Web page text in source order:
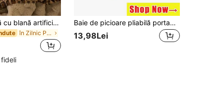
1 pătură caldă cu blană artificială cu imprimeu leopard, strat dublu, textură moale și netedă din blană artificială de animal, pătură reversibilă din pluș pentru casă, sufragerie, dormitor, canapea, cuvertură multifuncțională pentru toate anotimpurile, pentru a vă îmbunătăți stilul de viață
în Zilnic Pături de salon
Baie de picioare pliabilă portabilă pentru intrările în piscină, baie de picioare pliabilă din compozit PVC, accesoriu esențial pentru curățarea piscinei multi-componentă, cadă de baie pentru animale de companie din PVC, cadă de baie pliabilă, multifuncțională pentru piscine, piscine cu așternut pentru pisici
13,98Lei